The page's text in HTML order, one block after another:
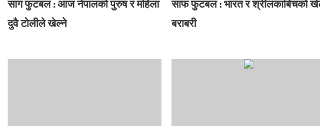
साग फुटबल : आज नेपालको पुरुष र महिला
दुवै टोलीले खेल्ने
साफ फुटबल : भारत र श्रीलंकाबिचको
बराबरी